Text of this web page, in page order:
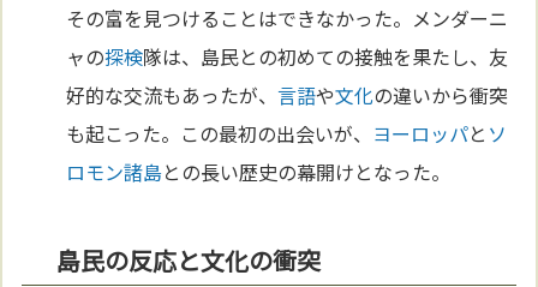
その富を見つけることはできなかった。メンダーニ
ャの探検隊は、島民との初めての接触を果たし、友
好的な交流もあったが、言語や文化の違いから衝突
も起こった。この最初の出会いが、 ヨーロッパと ソ
ロモン諸島との長い歴史の幕開けとなった。
島民の反応と文化の衝突